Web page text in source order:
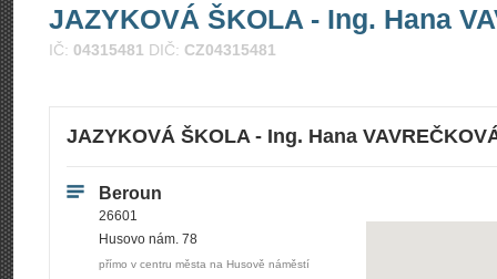
JAZYKOVÁ ŠKOLA - Ing. Hana
IČ: 04315481 DIČ: CZ04315481
JAZYKOVÁ ŠKOLA - Ing. Hana
Beroun
26601
Husovo nám. 78
přímo v centru města na Husově náměstí